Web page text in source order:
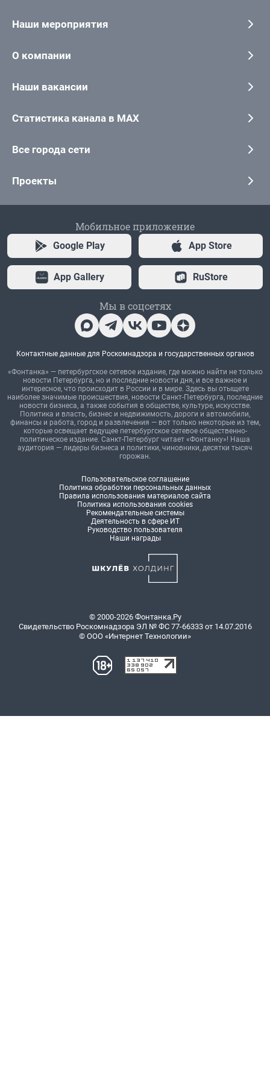
Наши мероприятия
О компании
Наши вакансии
Статистика канала в MAX
Все города сети
Проекты
Мобильное приложение
Google Play App Store
App Gallery RuStore
Мы в соцсетях
Контактные данные для Роскомнадзора и государственных органов
«Фонтанка» — петербургское сетевое издание, где можно найти не только
новости Петербурга, но и последние новости дня, и все важное и
интересное, что происходит в России и в мире. Здесь вы отыщете
наиболее значимые происшествия, новости Санкт-Петербурга, последние
новости бизнеса, а также события в обществе, культуре, искусстве.
Политика и власть, бизнес и недвижимость, дороги и автомобили,
финансы и работа, город и развлечения — вот только некоторые из тем,
которые освещает ведущее петербургское сетевое общественно-
политическое издание. Санкт-Петербург читает «Фонтанку»! Наша
аудитория — лидеры бизнеса и политики, чиновники, десятки тысяч
горожан.
Пользовательское соглашение
Политика обработки персональных данных
Правила использования материалов сайта
Политика использования cookies
Рекомендательные системы
Деятельность в сфере ИТ
Руководство пользователя
Наши награды
© 2000-2026 Фонтанка.Ру
Свидетельство Роскомнадзора ЭЛ № ФС 77-66333 от 14.07.2016
© ООО «Интернет Технологии»